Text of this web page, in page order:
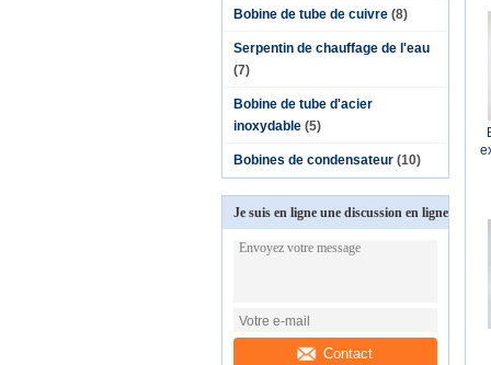
Bobine de tube de cuivre (8)
Serpentin de chauffage de l'eau
(7)
Bobine de tube d'acier
inoxydable (5)
Bobines de condensateur (10)
Je suis en ligne une discussion en ligne
Contact